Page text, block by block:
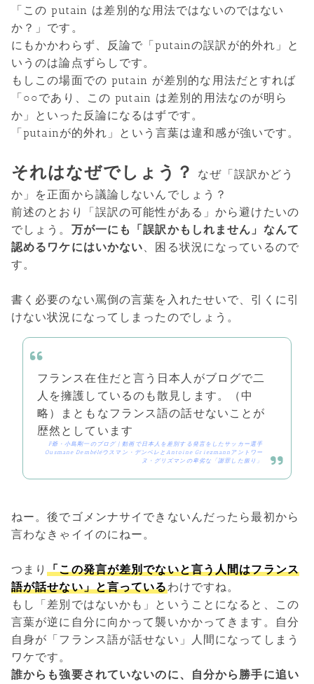
「この putain は差別的な用法ではないのではない
か？」です。
にもかかわらず、反論で「putainの誤訳が的外れ」と
いうのは論点ずらしです。
もしこの場面での putain が差別的な用法だとすれば
「○○であり、この putain は差別的用法なのが明ら
か」といった反論になるはずです。
「putainが的外れ」という言葉は違和感が強いです。
それはなぜでしょう？
なぜ「誤訳かどう
か」を正面から議論しないんでしょう？
前述のとおり「誤訳の可能性がある」から避けたいの
でしょう。 万が一にも「誤訳かもしれません」なんて
認めるワケにはいかない 、困る状況になっているので
す。
書く必要のない罵倒の言葉を入れたせいで、引くに引
けない状況になってしまったのでしょう。
フランス在住だと言う日本人がブログで二
人を擁護しているのも散見します。（中
略）まともなフランス語の話せないことが
歴然としています
F爺・小島剛一のブログ | 動画で日本人を差別する発言をしたサッカー選手
Ousmane Dembéléウスマン・デンベレとAntoine Griezmannアントワー
ヌ・グリズマンの卑劣な「謝罪した振り」
ねー。後でゴメンナサイできないんだったら最初から
言わなきゃイイのにねー。
つまり「この発言が差別でないと言う人間はフランス
語が話せない」と言っているわけですね。
もし「差別ではないかも」ということになると、この
言葉が逆に自分に向かって襲いかかってきます。自分
自身が「フランス語が話せない」人間になってしまう
ワケです。
誰からも強要されていないのに、自分から勝手に追い